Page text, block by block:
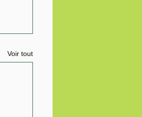
Voir tout